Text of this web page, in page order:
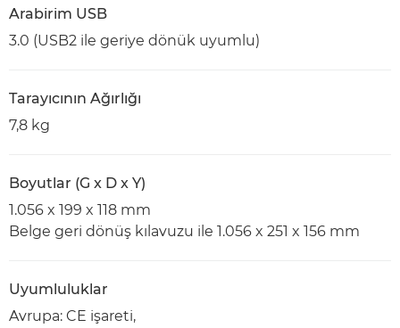
Arabirim USB
3.0 (USB2 ile geriye dönük uyumlu)
Tarayıcının Ağırlığı
7,8 kg
Boyutlar (G x D x Y)
1.056 x 199 x 118 mm
Belge geri dönüş kılavuzu ile 1.056 x 251 x 156 mm
Uyumluluklar
Avrupa: CE işareti,